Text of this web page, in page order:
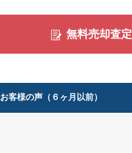
無料売却査定
お客様の声（６ヶ月以前）